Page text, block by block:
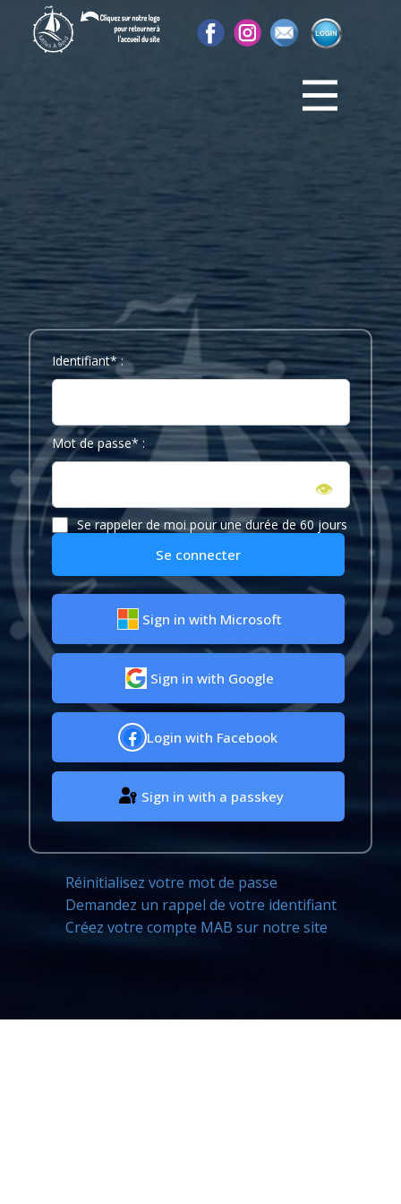
Identifiant* :
Mot de passe* :
👁
Se rappeler de moi pour une durée de 60 jours
Se connecter
Sign in with Microsoft
Sign in with Google
Login with Facebook
Sign in with a passkey
Réinitialisez votre mot de passe
Demandez un rappel de votre identifiant
Créez votre compte MAB sur notre site